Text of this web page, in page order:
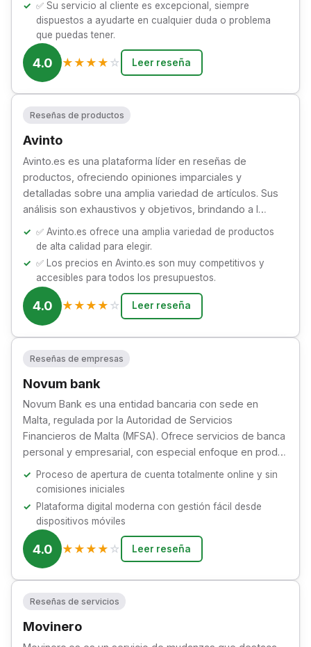
✅ Su servicio al cliente es excepcional, siempre
dispuestos a ayudarte en cualquier duda o problema
que puedas tener.
4.0 ★ ★ ★ ★ ☆ Leer reseña
Reseñas de productos
Avinto
Avinto.es es una plataforma líder en reseñas de
productos, ofreciendo opiniones imparciales y
detalladas sobre una amplia variedad de artículos. Sus
análisis son exhaustivos y objetivos, brindando a l…
✅ Avinto.es ofrece una amplia variedad de productos
de alta calidad para elegir.
✅ Los precios en Avinto.es son muy competitivos y
accesibles para todos los presupuestos.
4.0 ★ ★ ★ ★ ☆ Leer reseña
Reseñas de empresas
Novum bank
Novum Bank es una entidad bancaria con sede en
Malta, regulada por la Autoridad de Servicios
Financieros de Malta (MFSA). Ofrece servicios de banca
personal y empresarial, con especial enfoque en prod…
Proceso de apertura de cuenta totalmente online y sin
comisiones iniciales
Plataforma digital moderna con gestión fácil desde
dispositivos móviles
4.0 ★ ★ ★ ★ ☆ Leer reseña
Reseñas de servicios
Movinero